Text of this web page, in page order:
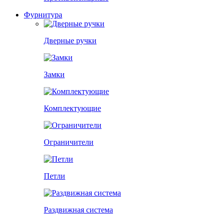
Фурнитура
Дверные ручки
Замки
Комплектующие
Ограничители
Петли
Раздвижная система